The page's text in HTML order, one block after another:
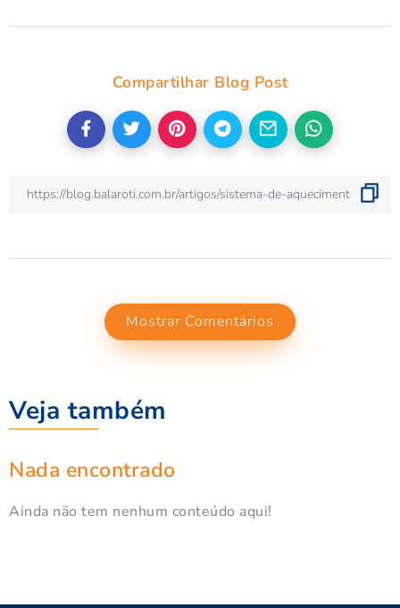
Compartilhar Blog Post
Mostrar Comentários
Veja também
Nada encontrado
Ainda não tem nenhum conteúdo aqui!